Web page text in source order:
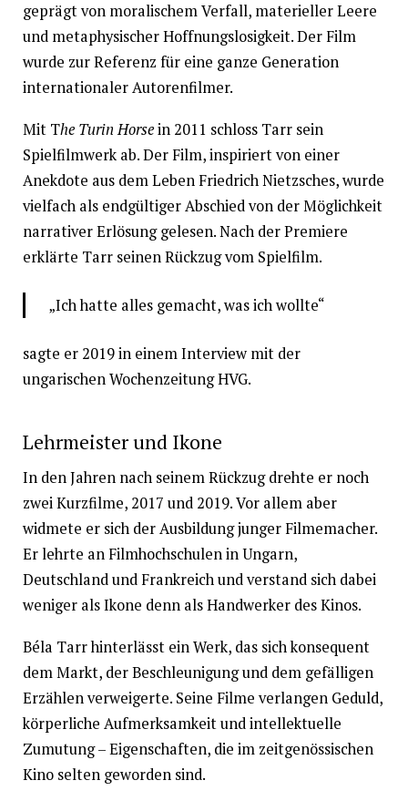
geprägt von moralischem Verfall, materieller Leere
und metaphysischer Hoffnungslosigkeit. Der Film
wurde zur Referenz für eine ganze Generation
internationaler Autorenfilmer.
Mit The Turin Horsein 2011 schloss Tarr sein
Spielfilmwerk ab. Der Film, inspiriert von einer
Anekdote aus dem Leben Friedrich Nietzsches, wurde
vielfach als endgültiger Abschied von der Möglichkeit
narrativer Erlösung gelesen. Nach der Premiere
erklärte Tarr seinen Rückzug vom Spielfilm.
„Ich hatte alles gemacht, was ich wollte“
sagte er 2019 in einem Interview mit der
ungarischen Wochenzeitung HVG.
Lehrmeister und Ikone
In den Jahren nach seinem Rückzug drehte er noch
zwei Kurzfilme, 2017 und 2019. Vor allem aber
widmete er sich der Ausbildung junger Filmemacher.
Er lehrte an Filmhochschulen in Ungarn,
Deutschland und Frankreich und verstand sich dabei
weniger als Ikone denn als Handwerker des Kinos.
Béla Tarr hinterlässt ein Werk, das sich konsequent
dem Markt, der Beschleunigung und dem gefälligen
Erzählen verweigerte. Seine Filme verlangen Geduld,
körperliche Aufmerksamkeit und intellektuelle
Zumutung – Eigenschaften, die im zeitgenössischen
Kino selten geworden sind.